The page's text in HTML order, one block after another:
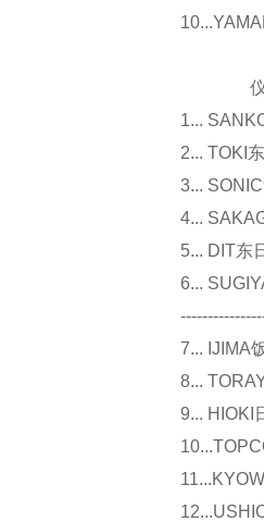
仪器
1...
2... TOKI
3...
4...
5... DIT东
6...
7... IJIMA
8...
9... HIOKI